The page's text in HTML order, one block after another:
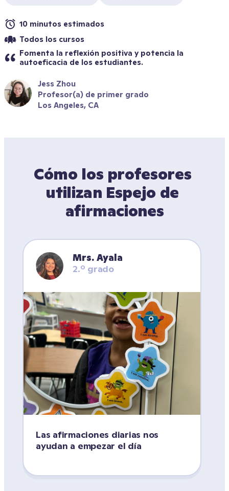
10 minutos estimados
Todos los cursos
Fomenta la reflexión positiva y potencia la
autoeficacia de los estudiantes.
Jess Zhou
Profesor(a) de primer grado
Los Angeles, CA
Cómo los profesores
utilizan Espejo de
afirmaciones
Mrs. Ayala
2.º grado
Las afirmaciones diarias nos
ayudan a empezar el día